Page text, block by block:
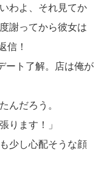
わよ、それ見てか
謝ってから彼女は
信！
ート了解。店は俺が
んだろう。
ります！」
少し心配そうな顔